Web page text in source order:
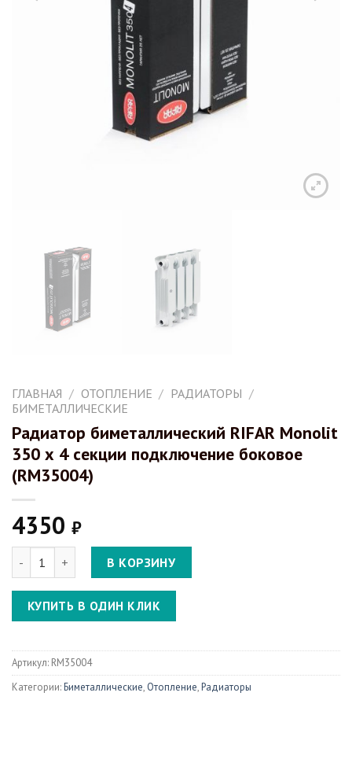
ГЛАВНАЯ / ОТОПЛЕНИЕ / РАДИАТОРЫ /
БИМЕТАЛЛИЧЕСКИЕ
Радиатор биметаллический RIFAR Monolit
350 х 4 секции подключение боковое
(RM35004)
4350 ₽
Количество Радиатор биметаллический RIFAR Monolit 350 х 4
В КОРЗИНУ
КУПИТЬ В ОДИН КЛИК
Артикул: RM35004
Категории:Биметаллические, Отопление,Радиаторы